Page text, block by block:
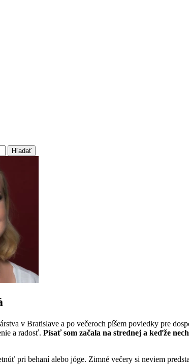
Hľadať
v Bratislave a po večeroch píšem poviedky pre
a radosť. Písať som začala na strednej a keďže
pri behaní alebo jóge. Zimné večery si neviem